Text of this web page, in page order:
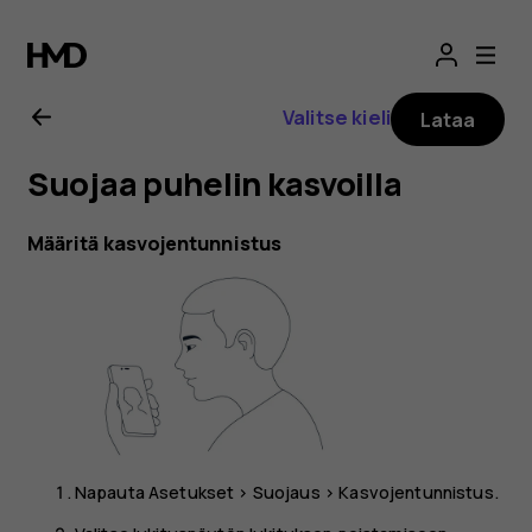
Nokia
G21
käyttöopas
Valitse kieli Lataa
Suojaa puhelin kasvoilla
Määritä kasvojentunnistus
NapautaAsetukset > Suojaus >Kasvojentunnistus.